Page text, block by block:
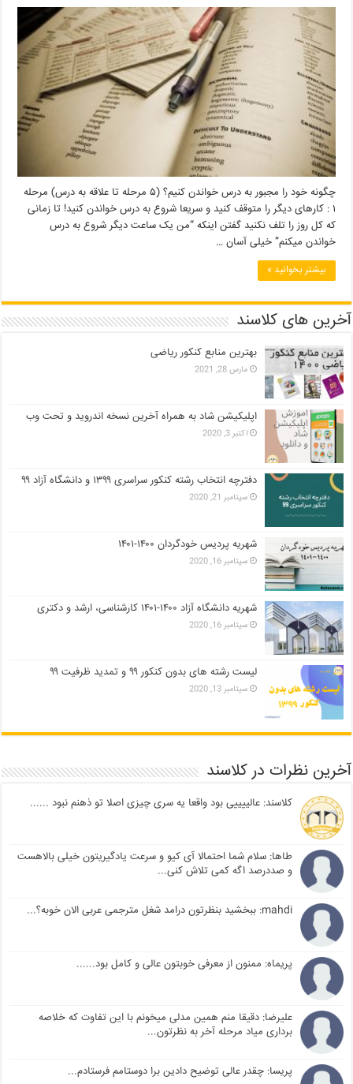
چگونه خود را مجبور به درس خواندن کنیم؟ (۵ مرحله تا علاقه به درس) مرحله
۱ : کارهای دیگر را متوقف کنید و سریعا شروع به درس خواندن کنید! تا زمانی
که کل روز را تلف نکنید گفتن اینکه “من یک ساعت دیگر شروع به درس
خواندن میکنم” خیلی آسان …
بیشتر بخوانید »
آخرین های کلاسند
بهترین منابع کنکور ریاضی
مارس 28, 2021
اپلیکیشن شاد به همراه آخرین نسخه اندروید و تحت وب
اکتبر 3, 2020
دفترچه انتخاب رشته کنکور سراسری ۱۳۹۹ و دانشگاه آزاد ۹۹
سپتامبر 21, 2020
شهریه پردیس خودگردان ۱۴۰۰-۱۴۰۱
سپتامبر 16, 2020
شهریه دانشگاه آزاد ۱۴۰۰-۱۴۰۱ کارشناسی، ارشد و دکتری
سپتامبر 16, 2020
لیست رشته های بدون کنکور ۹۹ و تمدید ظرفیت ۹۹
سپتامبر 13, 2020
آخرین نظرات در کلاسند
کلاسند: عالییییی بود واقعا یه سری چیزی اصلا تو ذهنم نبود ......
طاها: سلام شما احتمالا آی کیو و سرعت یادگیریتون خیلی بالاهست
و صددرصد اگه کمی تلاش کنی...
mahdi: ببخشید بنظرتون درامد شغل مترجمی عربی الان خوبه؟...
پریماه: ممنون از معرفی خوبتون عالی و کامل بود......
علیرضا: دقیقا منم همین مدلی میخونم با این تفاوت که خلاصه
برداری میاد مرحله آخر به نظرتون...
پریسا: چقدر عالی توضیح دادین برا دوستامم فرستادم...